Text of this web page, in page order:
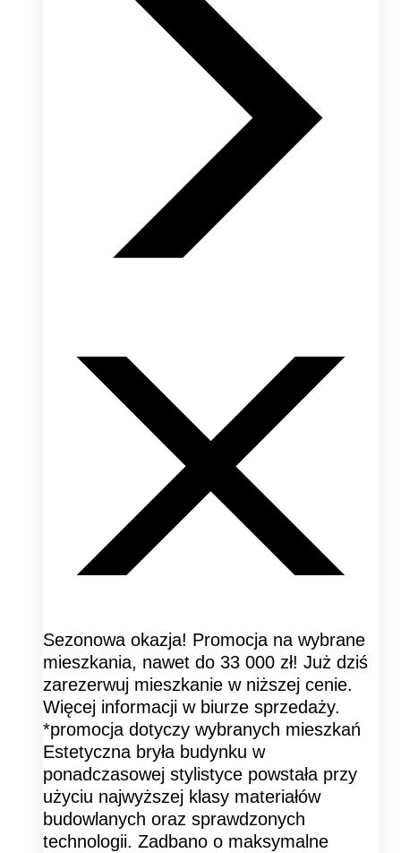
Sezonowa okazja! Promocja na wybrane
mieszkania, nawet do 33 000 zł! Już dziś
zarezerwuj mieszkanie w niższej cenie.
Więcej informacji w biurze sprzedaży.
*promocja dotyczy wybranych mieszkań
Estetyczna bryła budynku w
ponadczasowej stylistyce powstała przy
użyciu najwyższej klasy materiałów
budowlanych oraz sprawdzonych
technologii. Zadbano o maksymalne